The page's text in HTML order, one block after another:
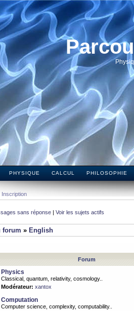
PHYSIQUE CALCUL PHILOSOPHIE
Inscription
sans réponse | Voir les sujets actifs
forum » English
Forum
Physics
Classical, quantum, relativity, cosmology..
Modérateur: xantox
Computation
Computer science, complexity, computability..